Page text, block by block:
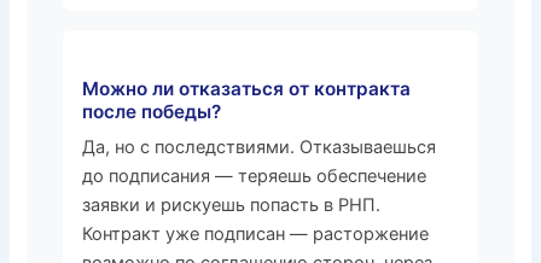
Можно ли отказаться от контракта
после победы?
Да, но с последствиями. Отказываешься
до подписания — теряешь обеспечение
заявки и рискуешь попасть в РНП.
Контракт уже подписан — расторжение